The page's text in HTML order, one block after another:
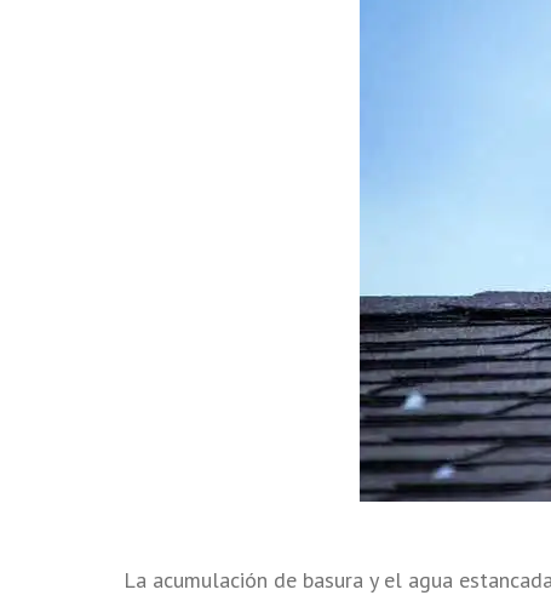
La acumulación de basura y el agua